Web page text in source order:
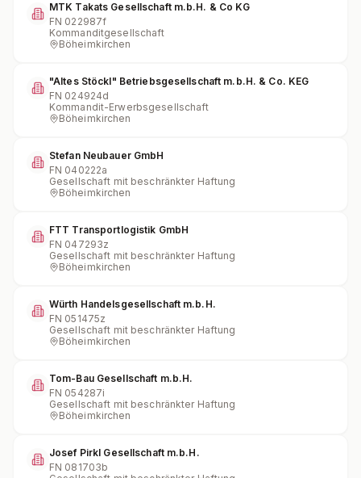
MTK Takats Gesellschaft m.b.H. & Co KG
FN 022987f
Kommanditgesellschaft
Böheimkirchen
"Altes Stöckl" Betriebsgesellschaft m.b.H. & Co. KEG
FN 024924d
Kommandit-Erwerbsgesellschaft
Böheimkirchen
Stefan Neubauer GmbH
FN 040222a
Gesellschaft mit beschränkter Haftung
Böheimkirchen
FTT Transportlogistik GmbH
FN 047293z
Gesellschaft mit beschränkter Haftung
Böheimkirchen
Würth Handelsgesellschaft m.b.H.
FN 051475z
Gesellschaft mit beschränkter Haftung
Böheimkirchen
Tom-Bau Gesellschaft m.b.H.
FN 054287i
Gesellschaft mit beschränkter Haftung
Böheimkirchen
Josef Pirkl Gesellschaft m.b.H.
FN 081703b